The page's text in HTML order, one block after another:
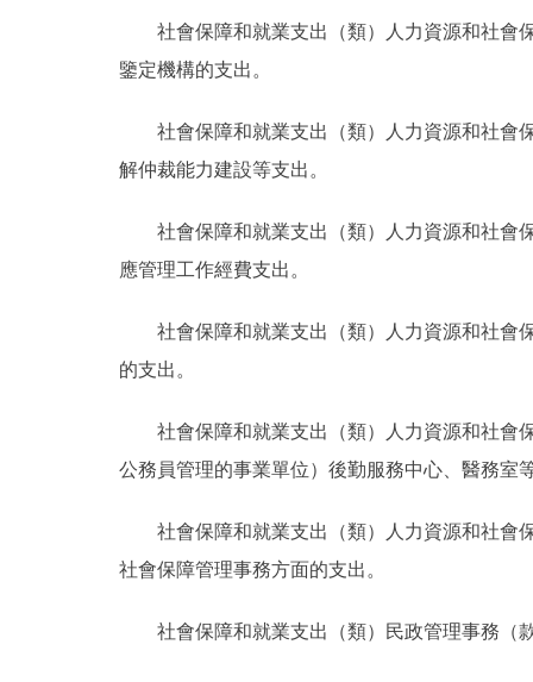
社會保障和就業支出（類）人力資源和社會
鑒定機構的支出。
社會保障和就業支出（類）人力資源和社會
解仲裁能力建設等支出。
社會保障和就業支出（類）人力資源和社會
應管理工作經費支出。
社會保障和就業支出（類）人力資源和社會
的支出。
社會保障和就業支出（類）人力資源和社會
公務員管理的事業單位）後勤服務中心、醫務室
社會保障和就業支出（類）人力資源和社會
社會保障管理事務方面的支出。
社會保障和就業支出（類）民政管理事務（